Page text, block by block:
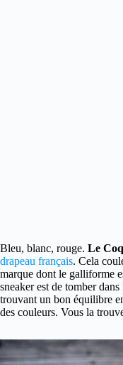
Bleu, blanc, rouge. Le
drapeau français. Cela
marque dont le galliforme
sneaker est de tomber
trouvant un bon équilibre
des couleurs. Vous la